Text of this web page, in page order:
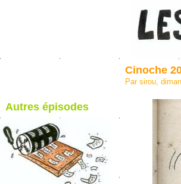
blog de Sirou
Cinoche
Par sirou,
Autres épisodes